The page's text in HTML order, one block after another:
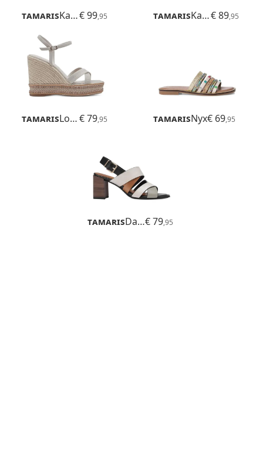
Tamaris Karlie€ 99,95 Tamaris Karlie€ 89,95
Tamaris Loriana€ 79,95 TamarisNyx€ 69,95
Tamaris Dalina€ 79,95